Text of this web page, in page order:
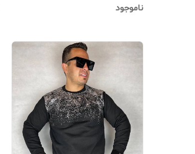
ناموجود